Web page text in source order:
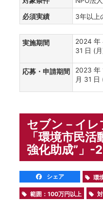
必須実績 3年以上
実施期間
2024 年
31 日 (
応募・申請期間
2023 年
月 31 日
セブン－イレ
「環境市民
強化助成”」-
シェア 環
範囲：100万円以上